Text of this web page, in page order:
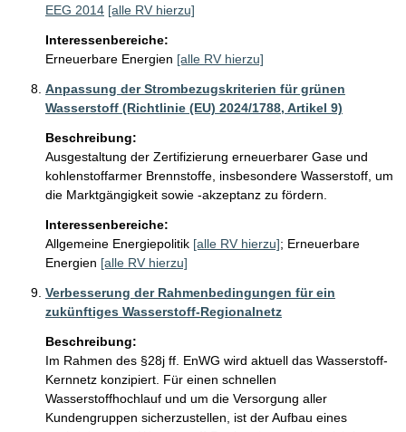
EEG 2014 [alle RV hierzu]
Interessenbereiche:
Erneuerbare Energien [alle RV hierzu]
Anpassung der Strombezugskriterien für grünen
Wasserstoff (Richtlinie (EU) 2024/1788, Artikel 9)
Beschreibung:
Ausgestaltung der Zertifizierung erneuerbarer Gase und
kohlenstoffarmer Brennstoffe, insbesondere Wasserstoff, um
die Marktgängigkeit sowie -akzeptanz zu fördern.
Interessenbereiche:
Allgemeine Energiepolitik [alle RV hierzu]; Erneuerbare
Energien [alle RV hierzu]
Verbesserung der Rahmenbedingungen für ein
zukünftiges Wasserstoff-Regionalnetz
Beschreibung:
Im Rahmen des §28j ff. EnWG wird aktuell das Wasserstoff-
Kernnetz konzipiert. Für einen schnellen
Wasserstoffhochlauf und um die Versorgung aller
Kundengruppen sicherzustellen, ist der Aufbau eines